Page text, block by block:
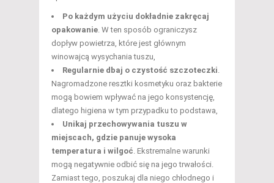
Po każdym użyciu dokładnie zakręcaj
opakowanie . W ten sposób ograniczysz
dopływ powietrza, które jest głównym
winowajcą wysychania tuszu,
Regularnie dbaj o czystość szczoteczki
Nagromadzone resztki kosmetyku oraz bakterie
mogą bowiem wpływać na jego konsystencję,
dlatego higiena w tym przypadku to podstawa,
Unikaj przechowywania tuszu w
miejscach, gdzie panuje wysoka
temperatura i wilgoć . Ekstremalne warunki
mogą negatywnie odbić się na jego trwałości.
Zamiast tego, poszukaj dla niego chłodnego i